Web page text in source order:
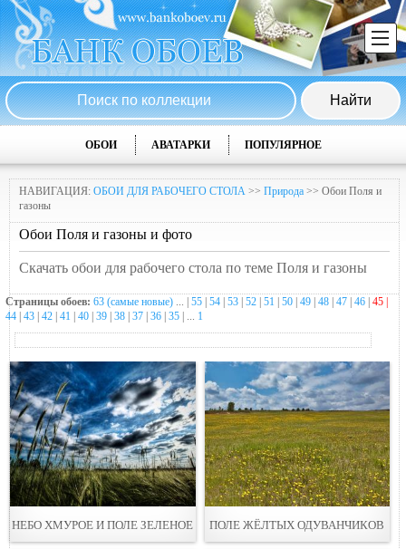
ОБОИ АВАТАРКИ ПОПУЛЯРНОЕ
НАВИГАЦИЯ: ОБОИ ДЛЯ РАБОЧЕГО СТОЛА >> Природа >> Обои Поля и
газоны
Обои Поля и газоны и фото
Скачать обои для рабочего стола по теме Поля и газоны
Страницы обоев: 63 (самые новые) ... | 55 54 53 52 51 50 49 48 47 46 45 |
44 43 42 41 40 39 38 37 36 35 | ... 1
НЕБО ХМУРОЕ И ПОЛЕ ЗЕЛЕНОЕ ПОЛЕ ЖЁЛТЫХ ОДУВАНЧИКОВ